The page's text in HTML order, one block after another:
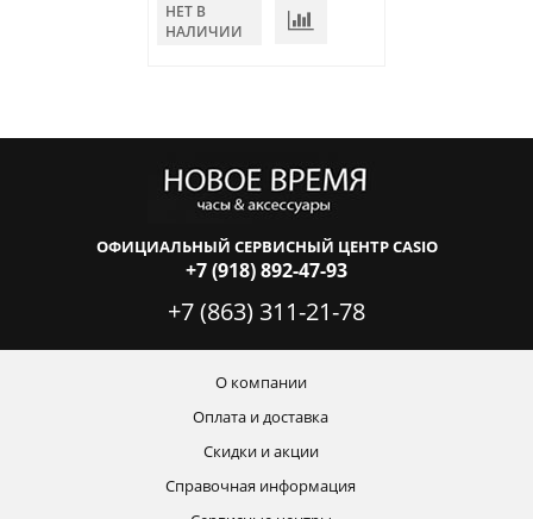
НЕТ В
НАЛИЧИИ
ОФИЦИАЛЬНЫЙ СЕРВИСНЫЙ ЦЕНТР CASIO
+7 (918) 892-47-93
+7 (863) 311-21-78
О компании
Оплата и доставка
Скидки и акции
Справочная информация